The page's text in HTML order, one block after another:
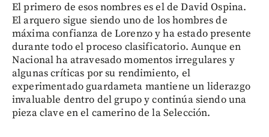
El primero de esos nombres es el de David Ospina.
El arquero sigue siendo uno de los hombres de
máxima confianza de Lorenzo y ha estado presente
durante todo el proceso clasificatorio. Aunque en
Nacional ha atravesado momentos irregulares y
algunas críticas por su rendimiento, el
experimentado guardameta mantiene un liderazgo
invaluable dentro del grupo y continúa siendo una
pieza clave en el camerino de la Selección.